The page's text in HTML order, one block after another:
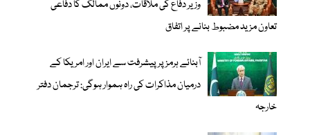
وزیر دفاع کی ملاقات، دونوں ممالک کا دفاعی
تعاون مزید مضبوط بنانے پر اتفاق
آبنائے ہرمز پر پیشرفت سے ایران اور امریکا کے
درمیان مذاکرات کی راہ ہموار ہوگی: ترجمان دفتر
خارجہ